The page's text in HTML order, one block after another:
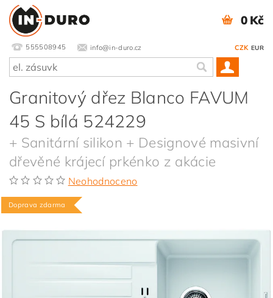
555508945 info@in-duro.cz CZK EUR
0 Kč
Granitový dřez Blanco FAVUM
45 S bílá 524229
+ Sanitární silikon + Designové masivní
dřevěné krájecí prkénko z akácie
Neohodnoceno
Doprava zdarma